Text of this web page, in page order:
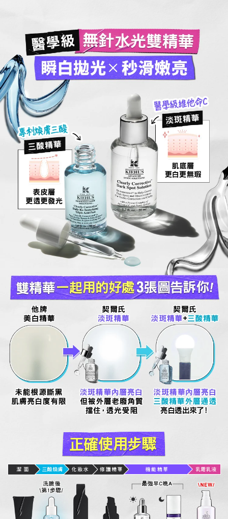
醫學級 無針水光雙精華
瞬白拋光 X 秒滑嫩亮
雙精華 一起用的好處 3張圖告訴你!
專利煥膚三酸
三酸精華
表皮層
更透更發光
醫學級維他命C
淡斑精華
肌底層
更白更無瑕
他牌
美白精華
契爾氏
淡斑精華
契爾氏
淡斑精華+三酸精華
未能根源斷黑
肌膚亮白度有限
淡斑精華內層亮白
但被外層老廢角質
擋住，透光受阻
淡斑精華內層亮白
三酸精華外層通透
亮白透出來了！
正確使用步驟
潔 面 三酸煥膚 化妝水 修護精華 機能精華 乳霜乳液
洗臉後
\第1步驟/
最強早C晚A \NEW/